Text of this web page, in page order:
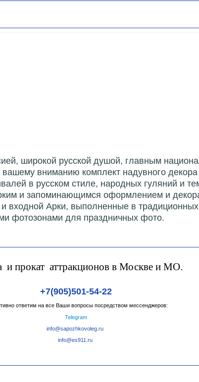
широкой русской душой, главным
вниманию комплект надувного
в русском стиле, народных гуляний и
и запоминающимся оформлением и
Арки, выполненные в традиционных
фотозонами для праздничных фото.
и прокат аттракционов в Москве и МО.
+7(905)501-54-22
ответим на все Ваши вопросы посредством мессенджеров:
Telegram
info@sapozhkovoleg.ru
info@es911.ru